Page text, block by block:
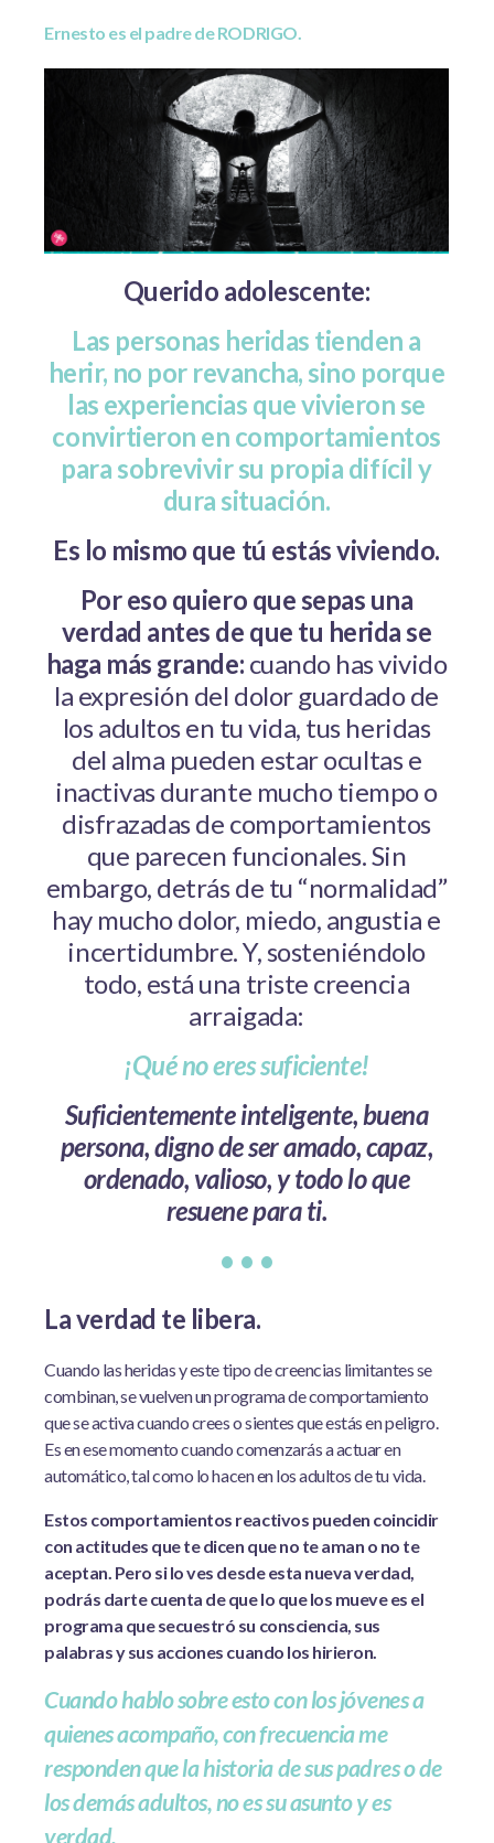
Ernesto es el padre de RODRIGO.
Querido adolescente:
Las personas heridas tienden a
herir, no por revancha, sino porque
las experiencias que vivieron se
convirtieron en comportamientos
para sobrevivir su propia difícil y
dura situación.
Es lo mismo que tú estás viviendo.
Por eso quiero que sepas una
verdad antes de que tu herida se
haga más grande: cuando has vivido
la expresión del dolor guardado de
los adultos en tu vida, tus heridas
del alma pueden estar ocultas e
inactivas durante mucho tiempo o
disfrazadas de comportamientos
que parecen funcionales. Sin
embargo, detrás de tu “normalidad”
hay mucho dolor, miedo, angustia e
incertidumbre. Y, sosteniéndolo
todo, está una triste creencia
arraigada:
¡Qué no eres suficiente!
Suficientemente inteligente, buena
persona, digno de ser amado, capaz,
ordenado, valioso, y todo lo que
resuene para ti.
• • •
La verdad te libera.
Cuando las heridas y este tipo de creencias limitantes se
combinan, se vuelven un programa de comportamiento
que se activa cuando crees o sientes que estás en peligro.
Es en ese momento cuando comenzarás a actuar en
automático, tal como lo hacen en los adultos de tu vida.
Estos comportamientos reactivos pueden coincidir
con actitudes que te dicen que no te aman o no te
aceptan. Pero si lo ves desde esta nueva verdad,
podrás darte cuenta de que lo que los mueve es el
programa que secuestró su consciencia, sus
palabras y sus acciones cuando los hirieron.
Cuando hablo sobre esto con los jóvenes a
quienes acompaño, con frecuencia me
responden que la historia de sus padres o de
los demás adultos, no es su asunto y es
verdad.